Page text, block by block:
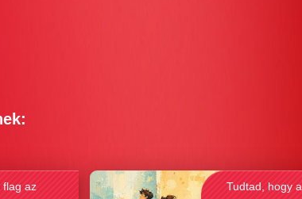
flag az
Tudtad, hogy a